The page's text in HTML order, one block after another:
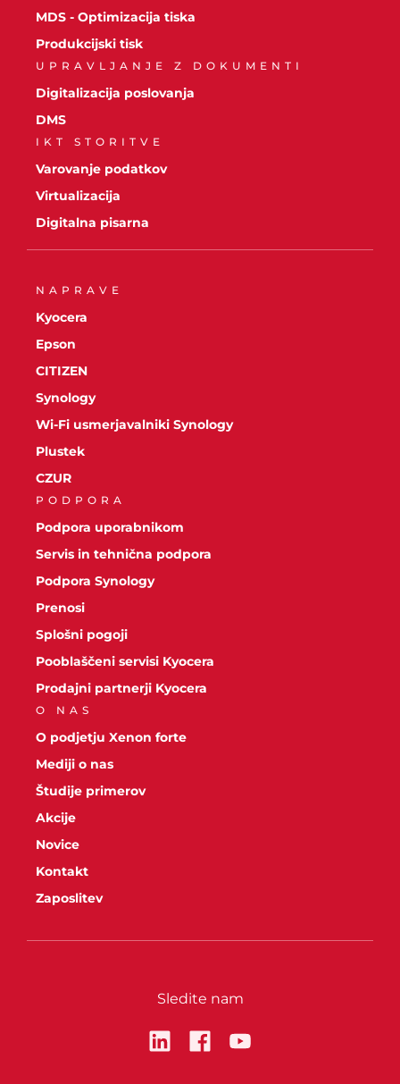
MDS - Optimizacija tiska
Produkcijski tisk
UPRAVLJANJE Z DOKUMENTI
Digitalizacija poslovanja
DMS
IKT STORITVE
Varovanje podatkov
Virtualizacija
Digitalna pisarna
NAPRAVE
Kyocera
Epson
CITIZEN
Synology
Wi-Fi usmerjavalniki Synology
Plustek
CZUR
PODPORA
Podpora uporabnikom
Servis in tehnična podpora
Podpora Synology
Prenosi
Splošni pogoji
Pooblaščeni servisi Kyocera
Prodajni partnerji Kyocera
O NAS
O podjetju Xenon forte
Mediji o nas
Študije primerov
Akcije
Novice
Kontakt
Zaposlitev
Sledite nam